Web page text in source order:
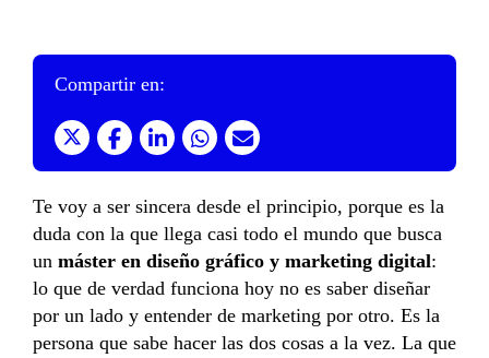
Compartir en:
Te voy a ser sincera desde el principio, porque es la
duda con la que llega casi todo el mundo que busca
un máster en diseño gráfico y marketing digital:
lo que de verdad funciona hoy no es saber diseñar
por un lado y entender de marketing por otro. Es la
persona que sabe hacer las dos cosas a la vez. La que